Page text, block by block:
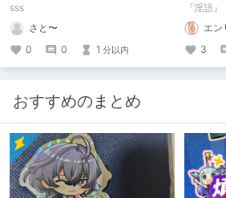
sss
さと〜
0
0 1 分以内
『淫語』
エン
3
おすすめのまとめ